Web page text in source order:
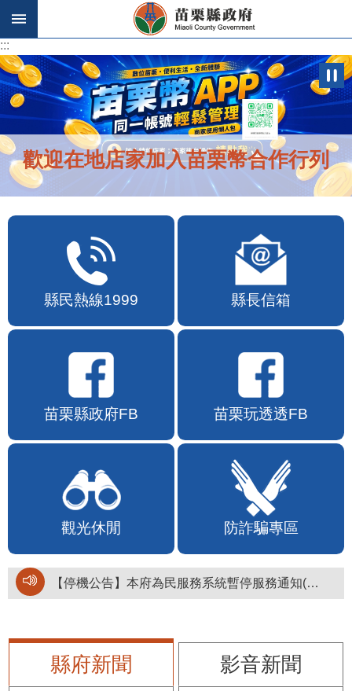
跳到主要內容區塊
:::
:::
歡迎在地店家加入苗栗幣合作行列
縣民熱線1999 縣長信箱
苗栗縣政府FB 苗栗玩透透FB
觀光休閒 防詐騙專區
【停機公告】本府為民服務系統暫停服務通知(停止服務時間：115年8月6日17時至19時)
縣府新聞
影音新聞